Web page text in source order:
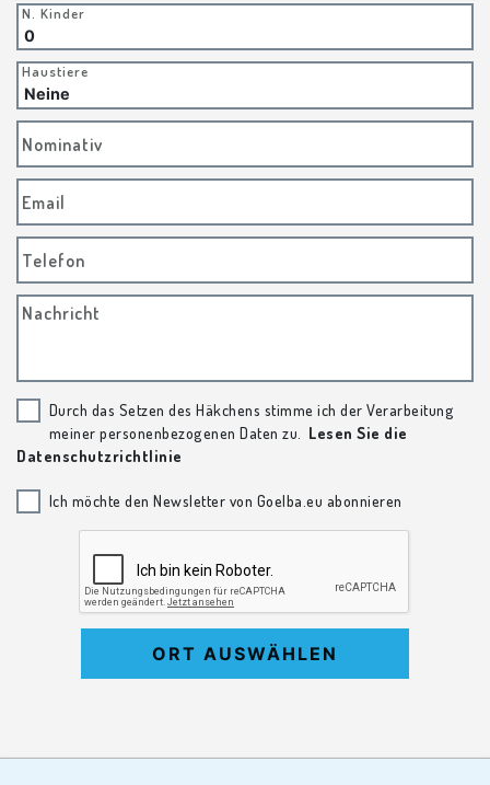
N. Kinder
Haustiere
Nominativ
Email
Telefon
Nachricht
Durch das Setzen des Häkchens stimme ich der Verarbeitung
meiner personenbezogenen Daten zu.
Lesen Sie die
Datenschutzrichtlinie
Ich möchte den Newsletter von Goelba.eu abonnieren
ORT AUSWÄHLEN